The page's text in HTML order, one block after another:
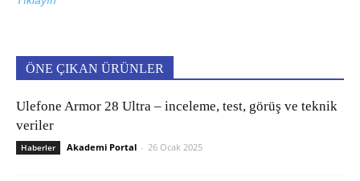
ÖNE ÇIKAN ÜRÜNLER
Ulefone Armor 28 Ultra – inceleme, test, görüş ve teknik
veriler
Haberler Akademi Portal - 26 Ocak 2025